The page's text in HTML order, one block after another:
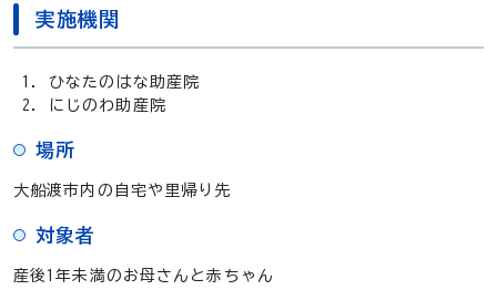
実施機関
ひなたのはな助産院
にじのわ助産院
場所
大船渡市内の自宅や里帰り先
対象者
産後1年未満のお母さんと赤ちゃん